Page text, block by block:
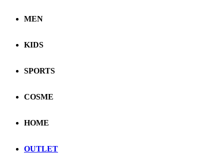
MEN
KIDS
SPORTS
COSME
HOME
OUTLET